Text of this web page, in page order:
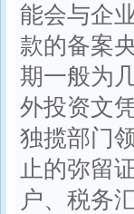
能会与企
款的备案
期一般为
外投资文
独揽部门
止的弥留
户、税务